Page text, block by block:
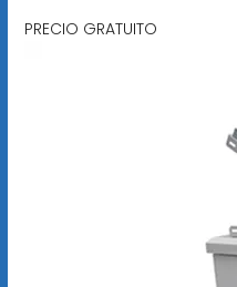
PRECIO GRATUITO